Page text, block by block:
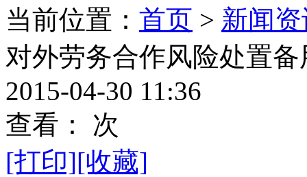
当前位置： 首页 > 新闻
对外劳务合作风险处置
2015-04-30 11:36
查看：
次
[打印][收藏]